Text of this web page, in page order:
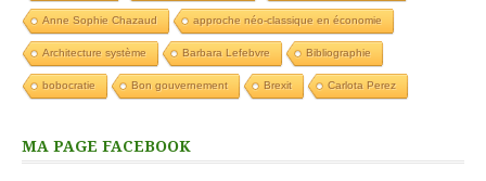
Anne Sophie Chazaud approche néo-classique en économie
Architecture système Barbara Lefebvre Bibliographie
bobocratie Bon gouvernement Brexit Carlota Perez
MA PAGE FACEBOOK